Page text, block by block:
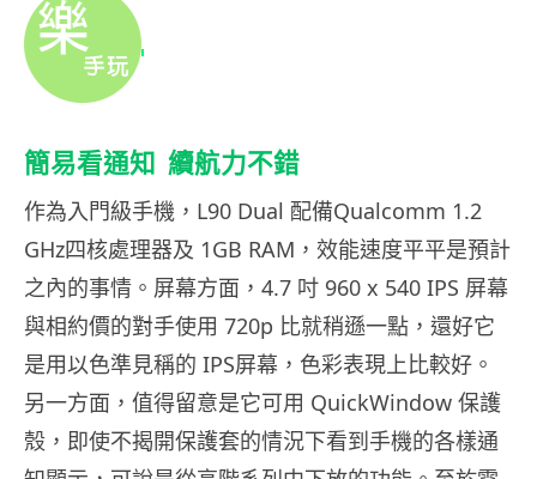
簡易看通知 續航力不錯
作為入門級手機，L90 Dual 配備Qualcomm 1.2
GHz四核處理器及 1GB RAM，效能速度平平是預計
之內的事情。屏幕方面，4.7 吋 960 x 540 IPS 屏幕
與相約價的對手使用 720p 比就稍遜一點，還好它
是用以色準見稱的 IPS屏幕，色彩表現上比較好。
另一方面，值得留意是它可用 QuickWindow 保護
殼，即使不揭開保護套的情況下看到手機的各樣通